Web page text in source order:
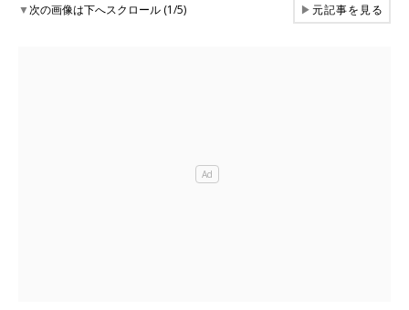
▼次の画像は下へスクロール (1/5) ▶元記事を見る